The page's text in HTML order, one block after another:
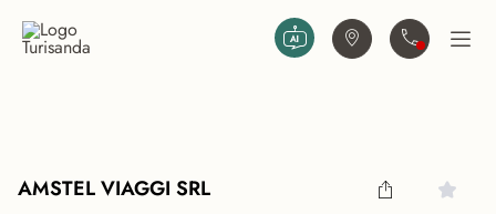
Trova agenziaContattaciApri
AMSTEL VIAGGI SRL